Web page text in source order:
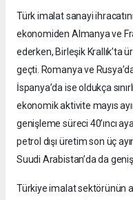
Türk imalat sanayi
ekonomiden Almanya ve
ederken, Birleşik Krallık’ta
geçti. Romanya ve
İspanya’da ise oldukça
ekonomik aktivite mayıs
genişleme süreci 40’ıncı
petrol dışı üretim son üç
Suudi Arabistan’da da
Türkiye imalat sektörünün